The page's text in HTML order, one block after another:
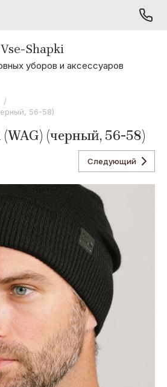
Vse-Shapki
уборов и аксессуаров
/
56-58)
(черный, 56-58)
Следующий